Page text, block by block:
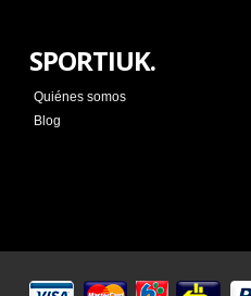
SPORTIUK.
Quiénes somos
Blog